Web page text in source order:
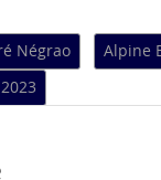
Négrao Alpine